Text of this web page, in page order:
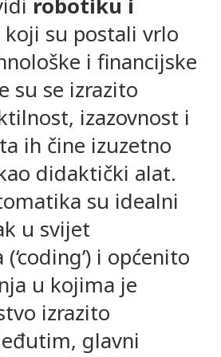
robotiku i
koji su postali vrlo
i financijske
su se izrazito
izazovnost i
ih čine izuzetno
didaktički alat.
su idealni
u svijet
i općenito
u kojima je
izrazito
glavni